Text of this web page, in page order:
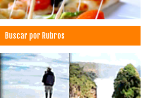
Buscar por Rubros